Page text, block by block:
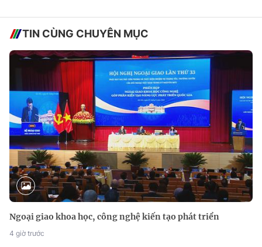
TIN CÙNG CHUYÊN MỤC
Ngoại giao khoa học, công nghệ kiến tạo phát triển
4 giờ trước